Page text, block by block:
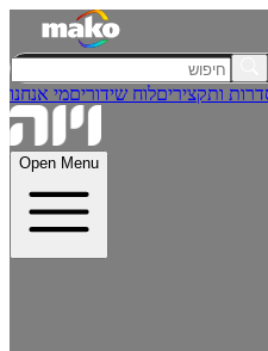
ותקציריםלוח שידורים
Open Menu